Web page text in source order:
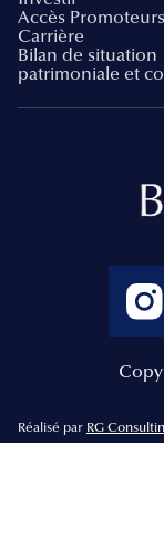
Accès Promoteurs
Carrière
Bilan de situation
patrimoniale et
Réalisé par RG